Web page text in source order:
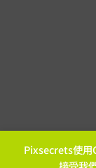
Pixsecrets使用